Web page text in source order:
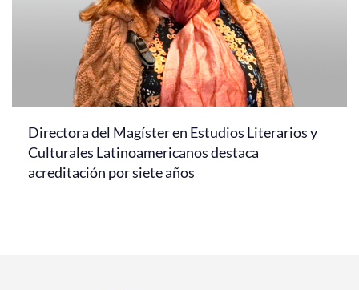
Directora del Magíster en Estudios Literarios y
Culturales Latinoamericanos destaca
acreditación por siete años